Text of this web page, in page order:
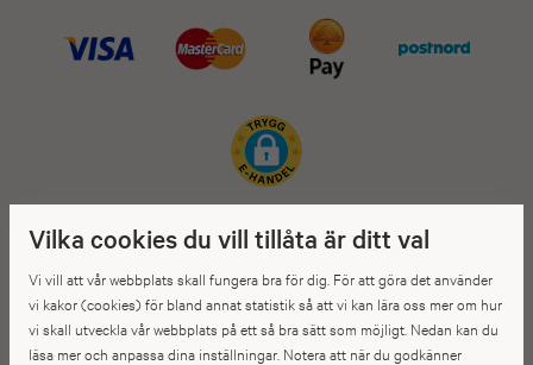
Vilka cookies du vill tillåta är ditt val
Vi vill att vår webbplats skall fungera bra för dig. För att göra det använder
vi kakor (cookies) för bland annat statistik så att vi kan lära oss mer om hur
vi skall utveckla vår webbplats på ett så bra sätt som möjligt. Nedan kan du
läsa mer och anpassa dina inställningar. Notera att när du godkänner